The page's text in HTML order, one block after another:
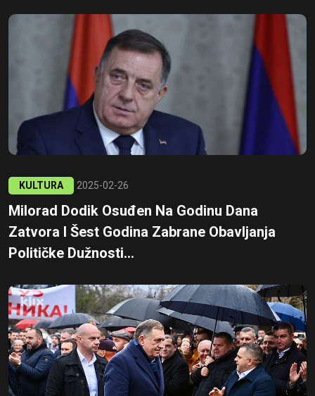
KULTURA 2025-02-26
Milorad Dodik Osuđen Na Godinu Dana
Zatvora I Šest Godina Zabrane Obavljanja
Političke Dužnosti...